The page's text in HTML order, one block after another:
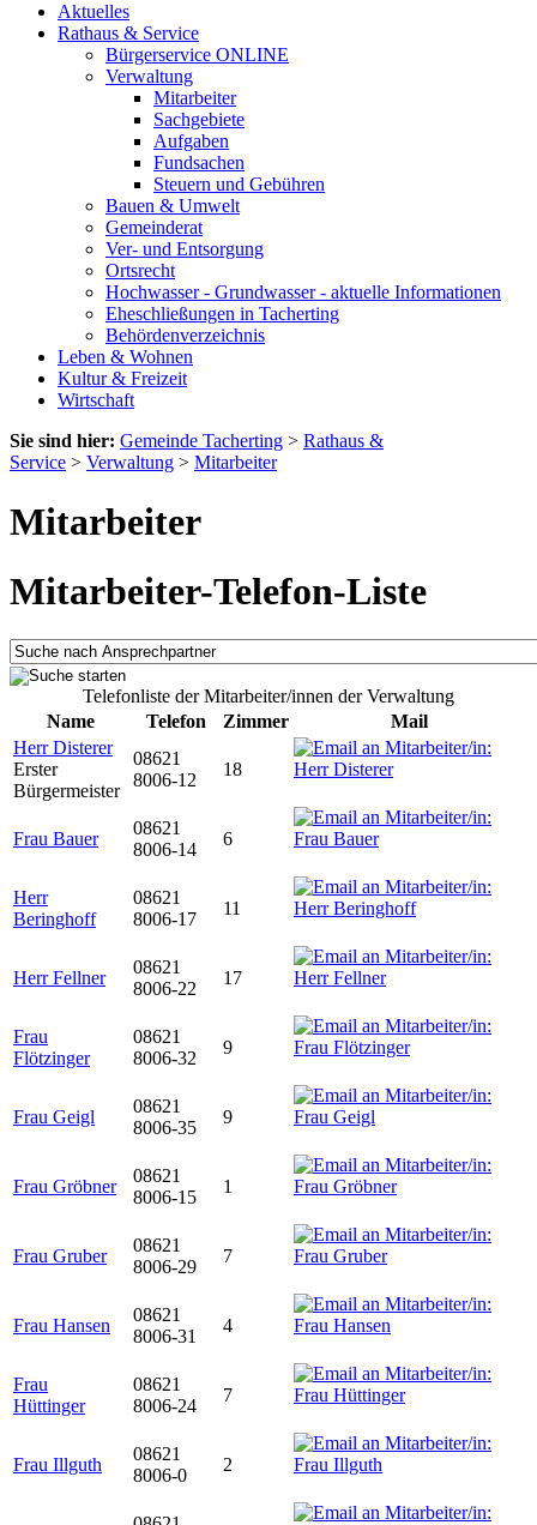
Aktuelles
Rathaus & Service
Bürgerservice ONLINE
Verwaltung
Mitarbeiter
Sachgebiete
Aufgaben
Fundsachen
Steuern und Gebühren
Bauen & Umwelt
Gemeinderat
Ver- und Entsorgung
Ortsrecht
Hochwasser - Grundwasser - aktuelle Informationen
Eheschließungen in Tacherting
Behördenverzeichnis
Leben & Wohnen
Kultur & Freizeit
Wirtschaft
Sie sind hier: Gemeinde Tacherting > Rathaus &
Service > Verwaltung > Mitarbeiter
Mitarbeiter
Mitarbeiter-Telefon-Liste
Telefonliste der Mitarbeiter/innen der Verwaltung
Name
Telefon Zimmer
Mail
Herr Disterer
Erster
Bürgermeister
08621
8006-12
18
Frau Bauer
08621
8006-14
6
Herr
Beringhoff
08621
8006-17
11
Herr Fellner
08621
8006-22
17
Frau
Flötzinger
08621
8006-32
9
Frau Geigl
08621
8006-35
9
Frau Gröbner
08621
8006-15
1
Frau Gruber
08621
8006-29
7
Frau Hansen
08621
8006-31
4
Frau
Hüttinger
08621
8006-24
7
Frau Illguth
08621
8006-0
2